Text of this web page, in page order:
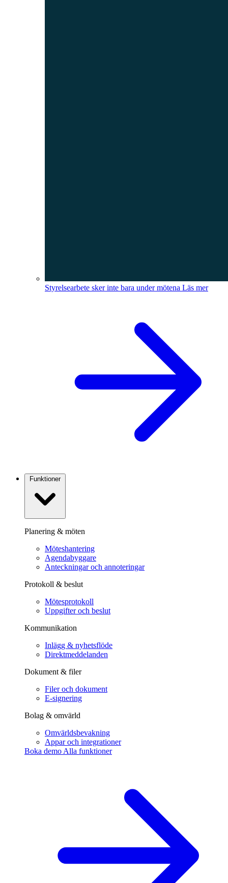
Styrelsearbete sker inte bara under mötena Läs mer
Funktioner
Planering & möten
Möteshantering
Agendabyggare
Anteckningar och annoteringar
Protokoll & beslut
Mötesprotokoll
Uppgifter och beslut
Kommunikation
Inlägg & nyhetsflöde
Direktmeddelanden
Dokument & filer
Filer och dokument
E-signering
Bolag & omvärld
Omvärldsbevakning
Appar och integrationer
Boka demo Alla funktioner